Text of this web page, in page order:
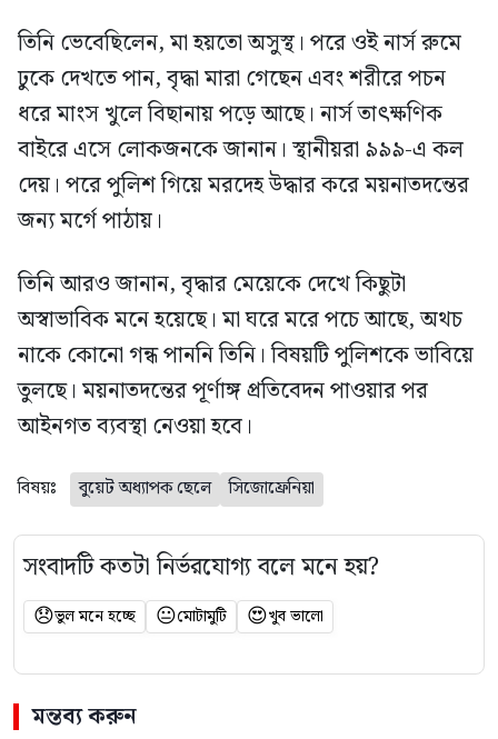
তিনি ভেবেছিলেন, মা হয়তো অসুস্থ। পরে ওই নার্স রুমে
ঢুকে দেখতে পান, বৃদ্ধা মারা গেছেন এবং শরীরে পচন
ধরে মাংস খুলে বিছানায় পড়ে আছে। নার্স তাৎক্ষণিক
বাইরে এসে লোকজনকে জানান। স্থানীয়রা ৯৯৯-এ কল
দেয়। পরে পুলিশ গিয়ে মরদেহ উদ্ধার করে ময়নাতদন্তের
জন্য মর্গে পাঠায়।
তিনি আরও জানান, বৃদ্ধার মেয়েকে দেখে কিছুটা
অস্বাভাবিক মনে হয়েছে। মা ঘরে মরে পচে আছে, অথচ
নাকে কোনো গন্ধ পাননি তিনি। বিষয়টি পুলিশকে ভাবিয়ে
তুলছে। ময়নাতদন্তের পূর্ণাঙ্গ প্রতিবেদন পাওয়ার পর
আইনগত ব্যবস্থা নেওয়া হবে।
বিষয়ঃ বুয়েট অধ্যাপক ছেলে সিজোফ্রেনিয়া
সংবাদটি কতটা নির্ভরযোগ্য বলে মনে হয়?
😞ভুল মনে হচ্ছে 😐মোটামুটি 😍খুব ভালো
মন্তব্য করুন